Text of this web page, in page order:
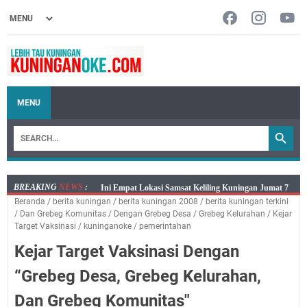
MENU
BREAKING NEWS :
Jumat 7 Agustus 2026 Mobil SIM Keliling Ada di
Kecamatan Sindangagung
Embun Pagi Jumat 8 Agustus 2026: Jika Keberkahan
Kelaparan Meskipun Memiliki Sekarung Penuh Uang
Salat Lima Waktu itu Bukan Cuma Kewajiban, Tapi
Beranda / berita kuningan / berita kuningan 2008 / berita kuningan terkini
/ Dan Grebeg Komunitas / Dengan Grebeg Desa / Grebeg Kelurahan / Kejar
Target Vaksinasi / kuninganoke / pemerintahan
Kejar Target Vaksinasi Dengan
“Grebeg Desa, Grebeg Kelurahan,
Dan Grebeg Komunitas"